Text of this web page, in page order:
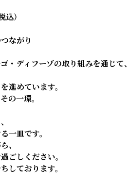
）
ながり
・ディフーゾの取り組みを通じて、
進めています。
の一環。
一皿です。
、
ごしください。
しております。